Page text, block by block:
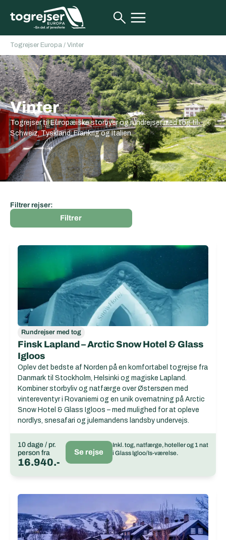
Togrejser Europa / Vinter
Vinter
Togrejser til Europæiske storbyer og rundrejser med tog til
Schweiz, Tyskland, Frankrig og Italien.
Filtrer rejser:
Filtrer
Rundrejser med tog
Finsk Lapland – Arctic Snow Hotel & Glass
Igloos
Oplev det bedste af Norden på en komfortabel togrejse fra
Danmark til Stockholm, Helsinki og magiske Lapland.
Kombiner storbyliv og natfærge over Østersøen med
vintereventyr i Rovaniemi og en unik overnatning på Arctic
Snow Hotel & Glass Igloos – med mulighed for at opleve
nordlys, snesafari og julemandens landsby undervejs.
10 dage / pr.
person fra
16.940.-
Se rejse
Inkl. tog, natfærge, hoteller og 1 nat
i Glass Igloo/Is-værelse.